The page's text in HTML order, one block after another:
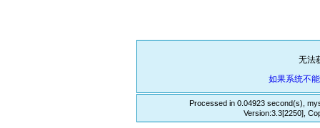
无法
如果系统不
Processed in 0.04923 second(s),
Version:3.3[2250],